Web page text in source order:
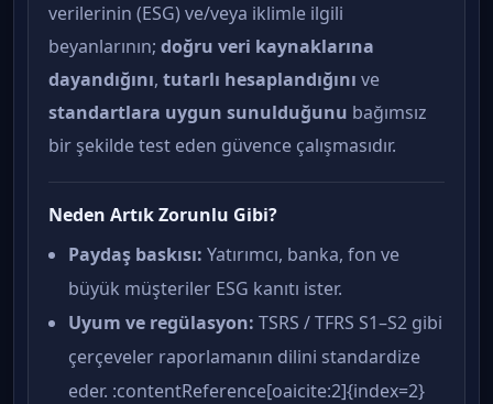
verilerinin (ESG) ve/veya iklimle ilgili
beyanlarının; doğru veri kaynaklarına
dayandığını, tutarlı hesaplandığını ve
standartlara uygun sunulduğunu bağımsız
bir şekilde test eden güvence çalışmasıdır.
Neden Artık Zorunlu Gibi?
Paydaş baskısı: Yatırımcı, banka, fon ve
büyük müşteriler ESG kanıtı ister.
Uyum ve regülasyon: TSRS / TFRS S1–S2 gibi
çerçeveler raporlamanın dilini standardize
eder. :contentReference[oaicite:2]{index=2}